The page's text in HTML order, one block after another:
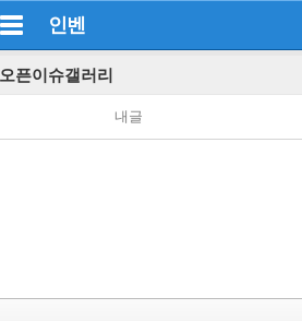
인벤
오픈이슈갤러리
내글